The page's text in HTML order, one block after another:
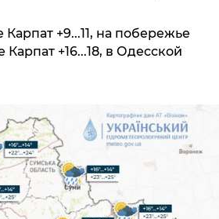
+9...11, на побережье
+16...18, в Одесской